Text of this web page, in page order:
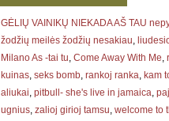
GĖLIŲ VAINIKŲ NIEKADA AŠ TAU
žodžių meilės žodžių nesakiau,
Milano As -tai tu, Come Away With Me,
kuinas, seks bomb, rankoj ranka, kam
aliukai, pitbull- she's live in jamaica,
ugnius, zalioj girioj tamsu, welcome to